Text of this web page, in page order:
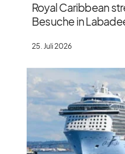
Royal Caribbean
Besuche in
25. Juli 2026